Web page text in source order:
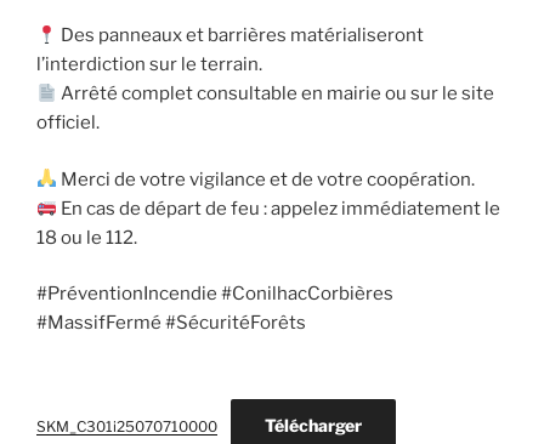
Des panneaux et barrières matérialiseront
l’interdiction sur le terrain.
Arrêté complet consultable en mairie ou sur le site
officiel.
Merci de votre vigilance et de votre coopération.
En cas de départ de feu : appelez immédiatement le
18 ou le 112.
#PréventionIncendie #ConilhacCorbières
#MassifFermé #SécuritéForêts
SKM_C301i25070710000 Télécharger